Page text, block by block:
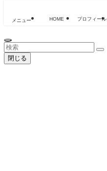
メニュー HOME プロフィール
閉じる